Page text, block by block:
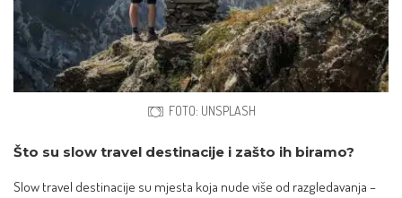
FOTO: UNSPLASH
Što su slow travel destinacije i zašto ih biramo?
Slow travel destinacije su mjesta koja nude više od razgledavanja –